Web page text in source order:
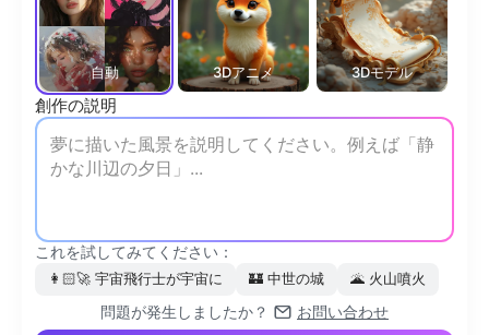
自動 3Dアニメ 3Dモデル
創作の説明
これを試してみてください：
👩🏻‍🚀 宇宙飛行士が宇宙に 🏰 中世の城 🌋 火山噴火
問題が発生しましたか？ お問い合わせ